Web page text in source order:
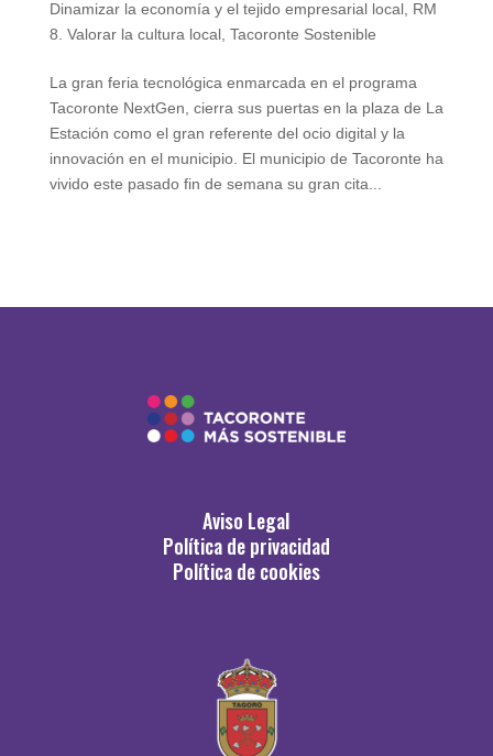
Dinamizar la economía y el tejido empresarial local, RM
8. Valorar la cultura local, Tacoronte Sostenible
La gran feria tecnológica enmarcada en el programa
Tacoronte NextGen, cierra sus puertas en la plaza de La
Estación como el gran referente del ocio digital y la
innovación en el municipio. El municipio de Tacoronte ha
vivido este pasado fin de semana su gran cita...
Aviso Legal
Política de privacidad
Política de cookies